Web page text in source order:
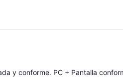
y conforme. PC + Pantalla